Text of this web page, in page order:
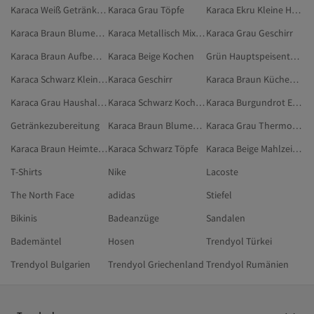
Karaca Weiß Getränkezubereitung Karaca Grau Töpfe
Karaca Ekru Kleine Haushaltsgeräte
Karaca Braun Blumenpflege & Pflanzenanbau
Karaca Metallisch Mixer-Sets Karaca Grau Geschirr
Karaca Braun Aufbewahrungsboxen
Karaca Beige Kochen
Grün Hauptspeisenteller
Karaca Schwarz Kleine HaushaltsgeräteKaraca Geschirr
Karaca Braun Küchenaufbewahrung & -organisation
Karaca Grau Haushaltswaren
Karaca Schwarz Kochen
Karaca Burgundrot Essenszubereitung
Getränkezubereitung
Karaca Braun Blumentopf
Karaca Grau Thermoskannen
Karaca Braun HeimtextilienKaraca Schwarz Töpfe
Karaca Beige Mahlzeitenzubereitung
T-Shirts
Nike
Lacoste
The North Face
adidas
Stiefel
Bikinis
Badeanzüge
Sandalen
Bademäntel
Hosen
Trendyol Türkei
Trendyol Bulgarien
Trendyol Griechenland Trendyol Rumänien